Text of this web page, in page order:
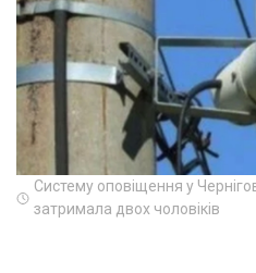
Систему оповіщення у
затримала двох чоловіків